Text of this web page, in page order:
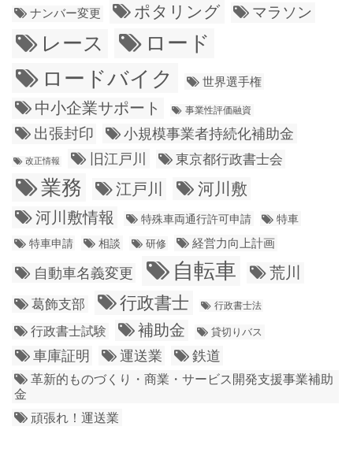
ナンバー変更 ポタリング マラソン
レース
ロード
ロードバイク
世界選手権
中小企業サポート 事業性評価融資
出張封印 小規模事業者持続化補助金
改正情報 旧江戸川 東京都行政書士会
業務 江戸川
河川敷
河川敷情報
特殊車両通行許可申請
特車
特車申請
相談 研修 経営力向上計画
自動車名義変更 自転車 荒川
葛飾支部 行政書士 行政書士法
行政書士試験 補助金 貸切りバス
車庫証明 運送業 鉄道
革新的ものづくり・商業・サービス開発支援事業補助
金
頑張れ！運送業